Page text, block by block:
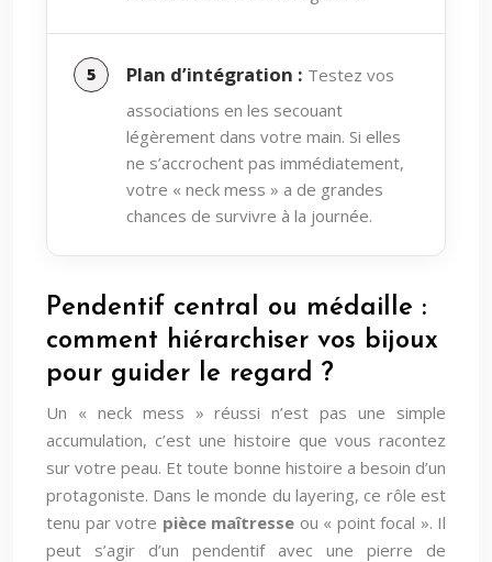
Plan d’intégration : Testez vos
associations en les secouant
légèrement dans votre main. Si elles
ne s’accrochent pas immédiatement,
votre « neck mess » a de grandes
chances de survivre à la journée.
Pendentif central ou médaille :
comment hiérarchiser vos bijoux
pour guider le regard ?
Un « neck mess » réussi n’est pas une simple
accumulation, c’est une histoire que vous racontez
sur votre peau. Et toute bonne histoire a besoin d’un
protagoniste. Dans le monde du layering, ce rôle est
tenu par votre pièce maîtresse ou « point focal ». Il
peut s’agir d’un pendentif avec une pierre de